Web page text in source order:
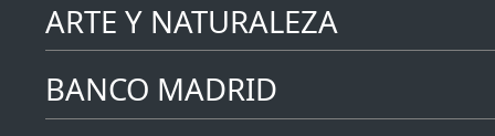
ARTE Y NATURALEZA
BANCO MADRID